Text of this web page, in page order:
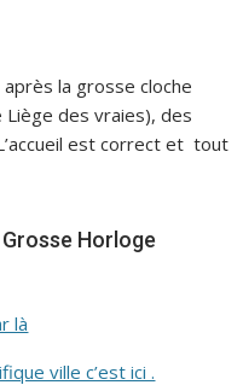
la grosse cloche
des vraies), des
est correct et tout
Horloge
là
ville c’est ici .